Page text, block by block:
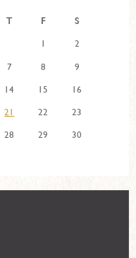
T F
S
1
2
7 8
9
14 15
16
21 22
23
28 29
30